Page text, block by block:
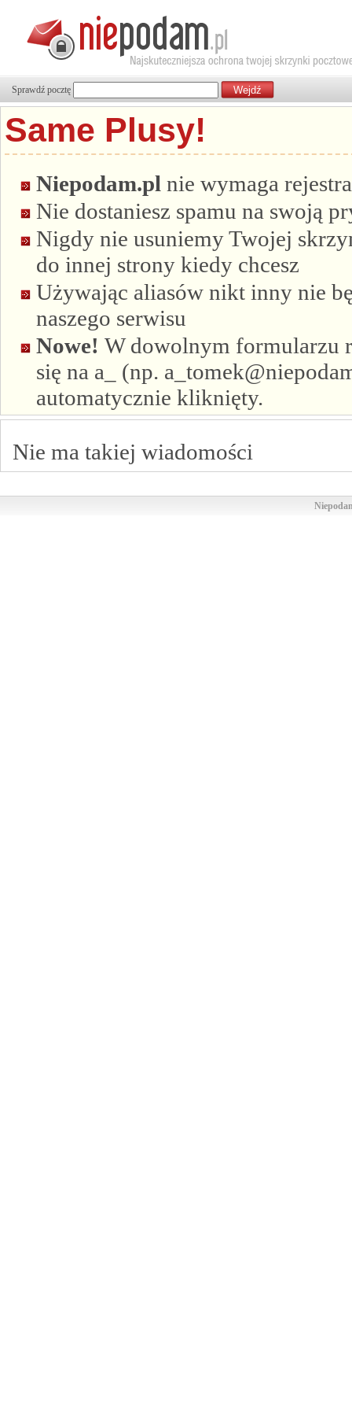
Sprawdź pocztę
Same Plusy!
Niepodam.pl nie wymaga
Nie dostaniesz spamu na swoją
Nigdy nie usuniemy Twojej
do innej strony kiedy chcesz
Używając aliasów nikt inny nie
naszego serwisu
Nowe! W dowolnym formularzu
się na a_ (np.
automatycznie kliknięty.
Nie ma takiej wiadomości